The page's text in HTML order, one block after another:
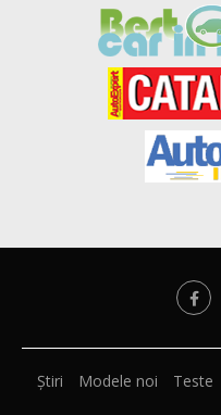
Știri Modele noi Teste